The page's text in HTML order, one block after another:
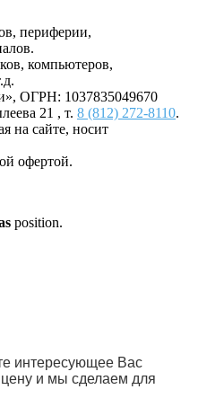
периферии,
компьютеров,
, ОГРН: 1037835049670
21 , т. 8 (812) 272-8110.
на сайте, носит
офертой.
position.
интересующее Вас
и мы сделаем для